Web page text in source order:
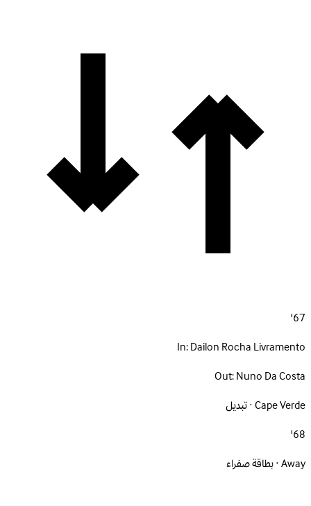
67'
In:Dailon Rocha Livramento
Out:Nuno Da Costa
Cape Verde · تبديل
68'
Away · بطاقة صفراء